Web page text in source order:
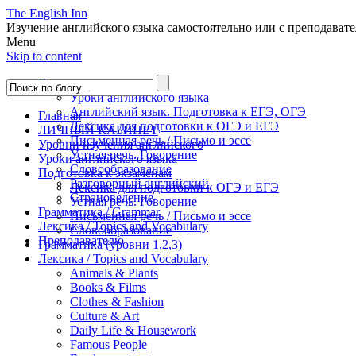
The English Inn
Изучение английского языка самостоятельно или с
Menu
Skip to content
Главная
Уроки английского языка
Английский язык. Подготовка к ЕГЭ, ОГЭ
Лексика для подготовки к ОГЭ и ЕГЭ
Письменная речь / Письмо и эссе
Устная речь. Говорение
Словообразование
Разговорный английский
Страноведение
Грамматика / Grammar
Лексика / Topics and Vocabulary
Преподавателю
Главная
ЛИЧНЫЙ КАБИНЕТ
Уровни изучения английского
Уроки английского языка
Подготовка к экзаменам
Лексика для подготовки к ОГЭ и ЕГЭ
Устная речь. Говорение
Письменная речь / Письмо и эссе
Словообразование
Грамматика (уровни 1,2,3)
Лексика / Topics and Vocabulary
Animals & Plants
Books & Films
Clothes & Fashion
Culture & Art
Daily Life & Housework
Famous People